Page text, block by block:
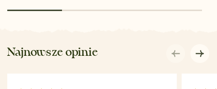
Najnowsze opinie